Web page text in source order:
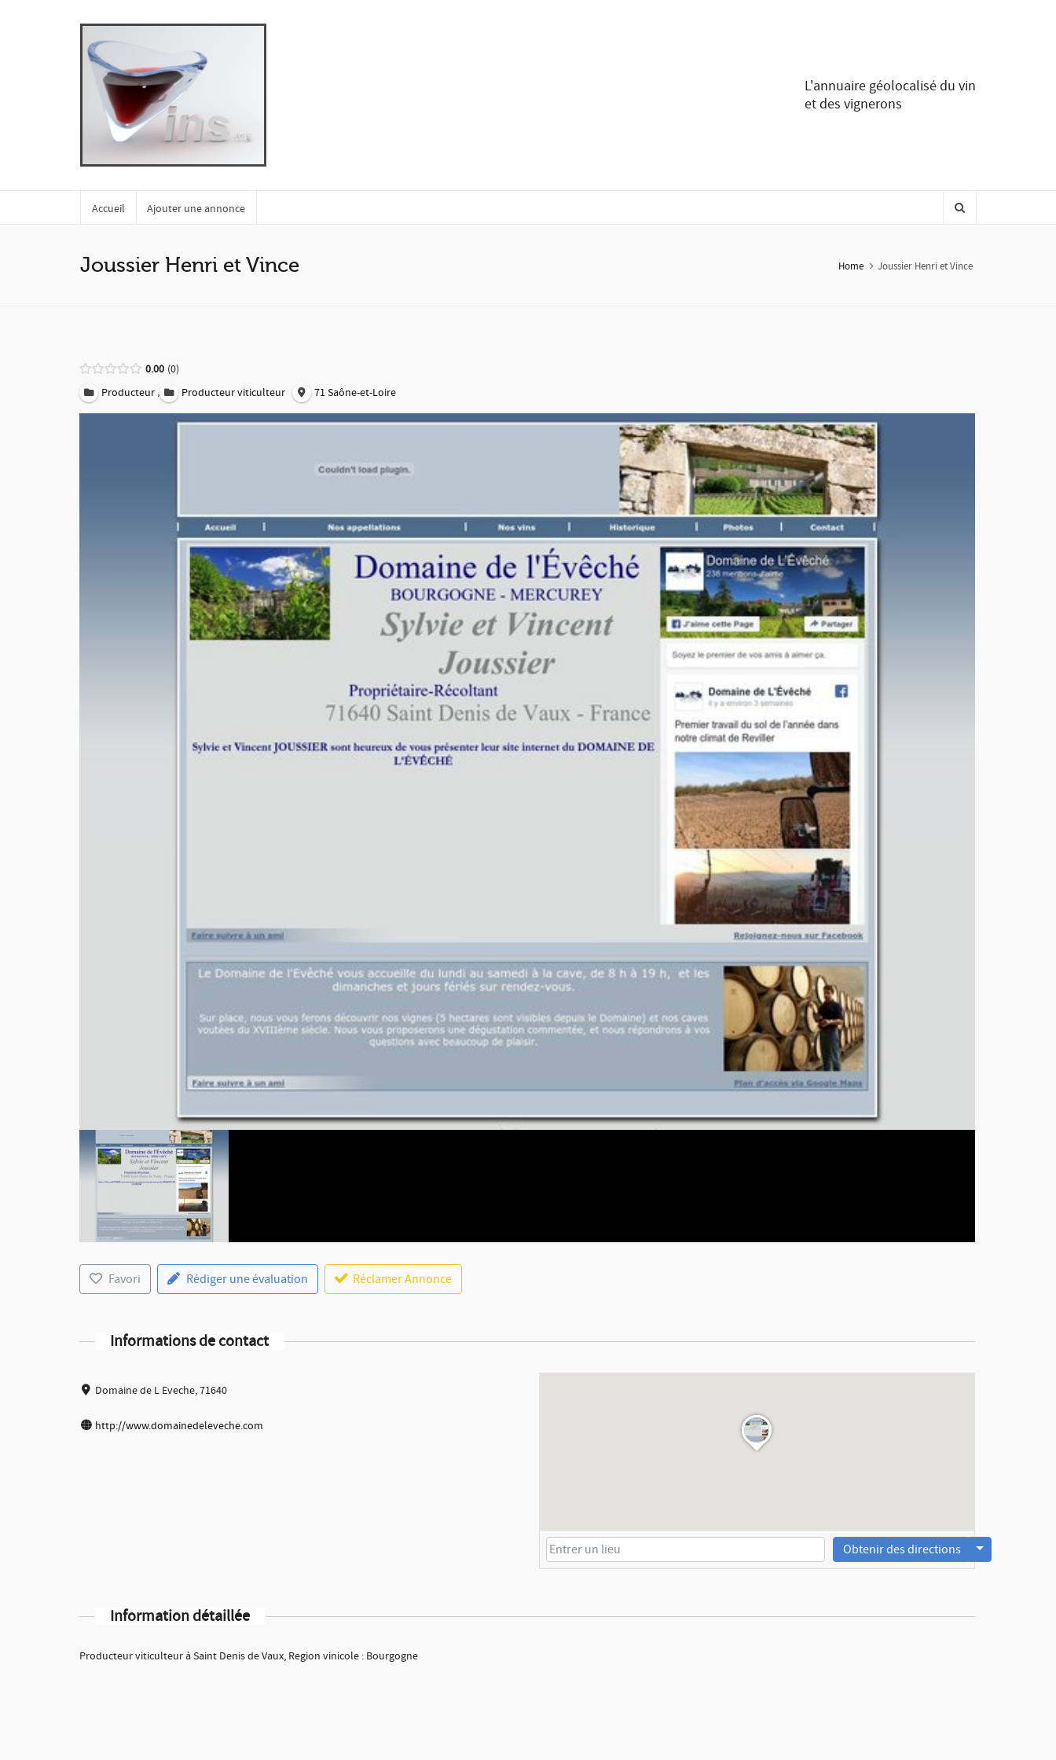
L'annuaire géolocalisé du vin
et des vignerons
Accueil Ajouter une annonce
Joussier Henri et Vince Home Joussier Henri et Vince
0.00 0
Producteur , Producteur viticulteur 71 Saône-et-Loire
Favori Rédiger une évaluation Réclamer Annonce
Informations de contact
Domaine de L Eveche, 71640
http://www.domainedeleveche.com
Obtenir des directions
Information détaillée
Producteur viticulteur à Saint Denis de Vaux, Region vinicole : Bourgogne